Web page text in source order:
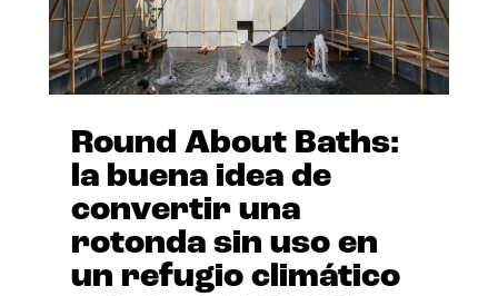
Round About Baths:
la buena idea de
convertir una
rotonda sin uso en
un refugio climático